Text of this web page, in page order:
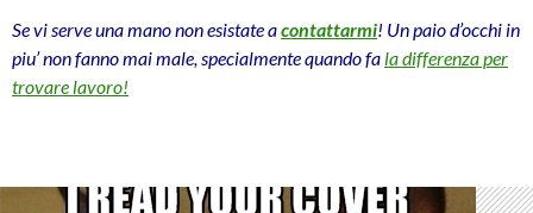
Se vi serve una mano non esistate acontattarmi! Un paio d’occhi in
piu’ non fanno mai male, specialmente quando fala differenza per
trovare lavoro!